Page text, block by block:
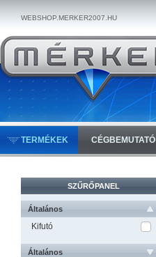
WEBSHOP.MERKER2007.HU
TERMÉKEK CÉGBEMUTATÓ
SZŰRŐPANEL
Általános
Kifutó
Általános